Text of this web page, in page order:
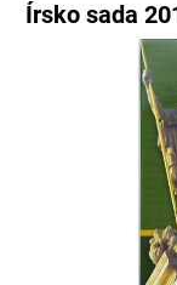
Írsko sada